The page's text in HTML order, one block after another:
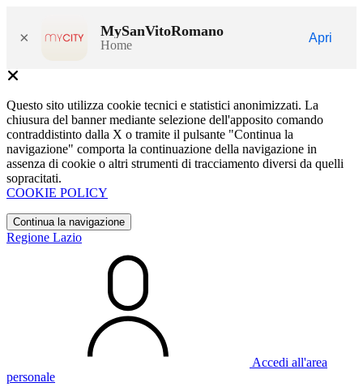
× MySanVitoRomano
Home
Apri
Questo sito utilizza cookie tecnici e statistici anonimizzati. La
chiusura del banner mediante selezione dell'apposito comando
contraddistinto dalla X o tramite il pulsante "Continua la
navigazione" comporta la continuazione della navigazione in
assenza di cookie o altri strumenti di tracciamento diversi da quelli
sopracitati.
COOKIE POLICY
Continua la navigazione
Regione Lazio
Accedi all'area
personale